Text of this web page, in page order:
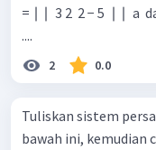
= ∣ ∣ ​ 3 2 ​ 2 − 5 ​ ∣ ∣ ​ a
....
2 0.0
Tuliskan sistem
bawah ini, kemudian carilah